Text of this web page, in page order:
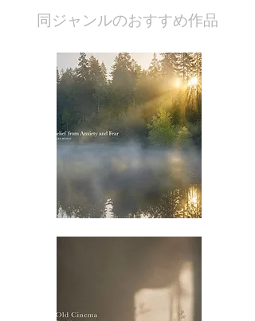
​同ジャンルのおすすめ作品